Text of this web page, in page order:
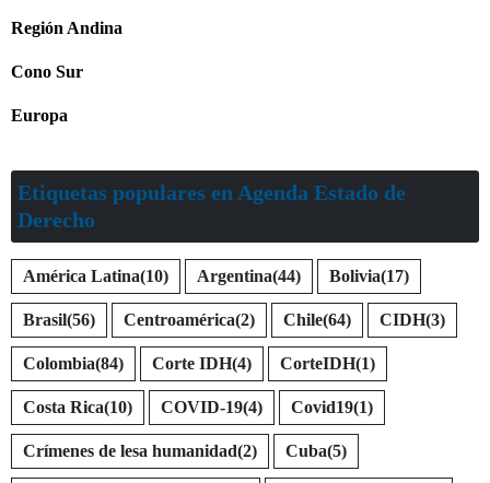
Región Andina
Cono Sur
Europa
Etiquetas populares en Agenda Estado de
Derecho
América Latina(10) Argentina(44) Bolivia(17)
Brasil(56) Centroamérica(2) Chile(64) CIDH(3)
Colombia(84) Corte IDH(4) CorteIDH(1)
Costa Rica(10) COVID-19(4) Covid19(1)
Crímenes de lesa humanidad(2) Cuba(5)